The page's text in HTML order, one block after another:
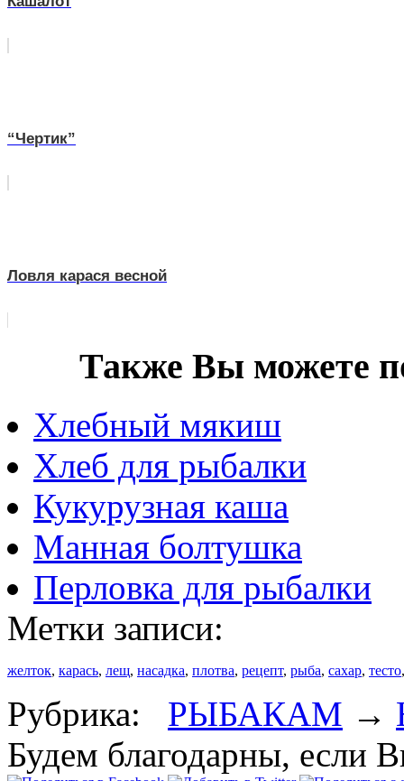
“Чертик”
Ловля карася весной
Также Вы можете
Хлебный мякиш
Хлеб для рыбалки
Кукурузная каша
Манная болтушка
Перловка для рыбалки
Метки записи:
желток, карась, лещ, насадка, плотва, рецепт, рыба, сахар, тесто
Рубрика: РЫБАКАМ →
Будем благодарны, если